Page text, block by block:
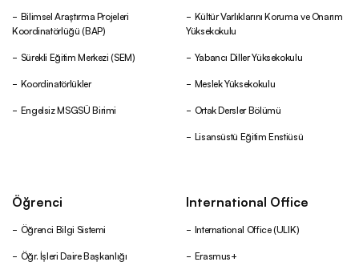
Bilimsel Araştırma Projeleri
Koordinatörlüğü (BAP)
Sürekli Eğitim Merkezi (SEM)
Koordinatörlükler
Engelsiz MSGSÜ Birimi
Kültür Varlıklarını Koruma ve Onarım
Yüksekokulu
Yabancı Diller Yüksekokulu
Meslek Yüksekokulu
Ortak Dersler Bölümü
Lisansüstü Eğitim Enstiüsü
Öğrenci
Öğrenci Bilgi Sistemi
Öğr. İşleri Daire Başkanlığı
International Office
International Office (ULIK)
Erasmus+